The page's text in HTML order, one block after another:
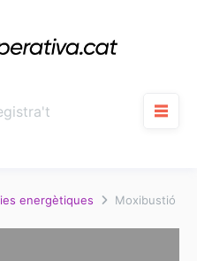
energètiques Moxibustió